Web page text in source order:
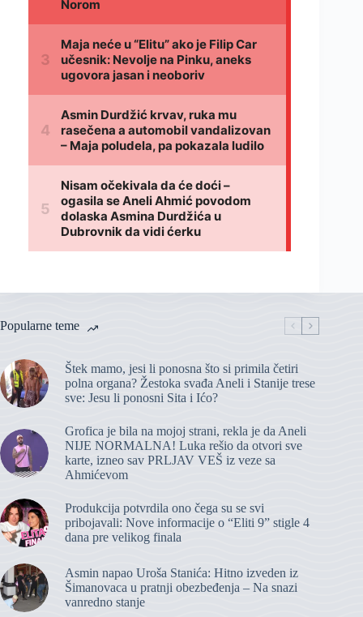
Popularne teme
Štek mamo, jesi li ponosna što si primila četiri
polna organa? Žestoka svađa Aneli i Stanije trese
sve: Jesu li ponosni Sita i Ićo?
Grofica je bila na mojoj strani, rekla je da Aneli
NIJE NORMALNA! Luka rešio da otvori sve
karte, izneo sav PRLJAV VEŠ iz veze sa
Ahmićevom
Produkcija potvrdila ono čega su se svi
pribojavali: Nove informacije o “Eliti 9” stigle 4
dana pre velikog finala
Asmin napao Uroša Stanića: Hitno izveden iz
Šimanovaca u pratnji obezbeđenja – Na snazi
vanredno stanje